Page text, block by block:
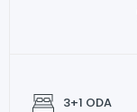
3+1 ODA